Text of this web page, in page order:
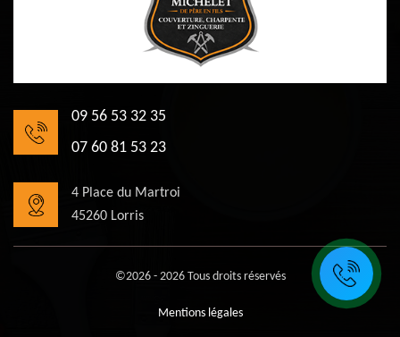
09 56 53 32 35
07 60 81 53 23
4 Place du Martroi
45260 Lorris
©2026 - 2026 Tous droits réservés
Mentions légales